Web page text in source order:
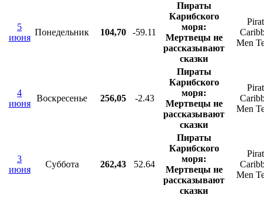
5
июня
Понедельник 104,70 -59.11
Пираты
Карибского
моря:
Мертвецы не
рассказывают
сказки
Men
4
июня
Воскресенье 256,05 -2.43
Пираты
Карибского
моря:
Мертвецы не
рассказывают
сказки
Men
3
июня
Суббота 262,43 52.64
Пираты
Карибского
моря:
Мертвецы не
рассказывают
сказки
Men